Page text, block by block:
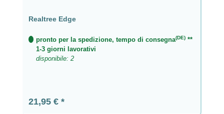
Realtree Edge
pronto per la spedizione, tempo di consegna(DE) **
1-3 giorni lavorativi
disponibile: 2
Prezzo normale:
21,95 €